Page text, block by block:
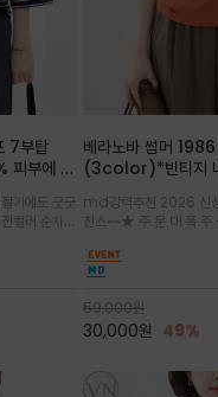
7부탑
부에 닿
기에도 굿굿
컬러 순차발
팔 라인을
가벼운 터
베라노바 썸머
(3color)*빈티지
어도 룩에 감도가 살
튜디오 티셔츠
md강력추천 2026 신
찬스~~★ 주.문.대.폭.주
유 있는 핏과 경쾌한 기장
을 커버/빈티지한 레터링
트가 되어 데님이나 린넨
59,000원
30,000원 49%